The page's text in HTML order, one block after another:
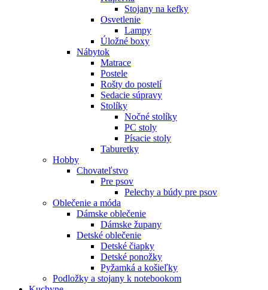
Stojany na kefky
Osvetlenie
Lampy
Úložné boxy
Nábytok
Matrace
Postele
Rošty do postelí
Sedacie súpravy
Stolíky
Nočné stolíky
PC stoly
Písacie stoly
Taburetky
Hobby
Chovateľstvo
Pre psov
Pelechy a búdy pre psov
Oblečenie a móda
Dámske oblečenie
Dámske župany
Detské oblečenie
Detské čiapky
Detské ponožky
Pyžamká a košieľky
Podložky a stojany k notebookom